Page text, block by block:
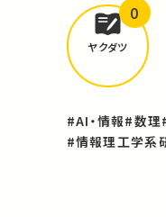
ヤクダツ
0
#AI・情報#数理
#情報理工学系